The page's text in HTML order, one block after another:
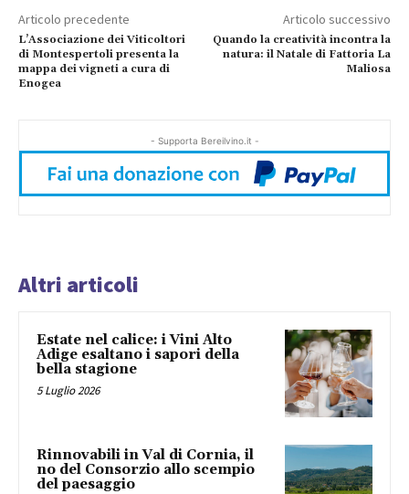
Articolo precedente
L’Associazione dei Viticoltori
di Montespertoli presenta la
mappa dei vigneti a cura di
Enogea
Articolo successivo
Quando la creatività incontra la
natura: il Natale di Fattoria La
Maliosa
- Supporta Bereilvino.it -
Altri articoli
Estate nel calice: i Vini Alto
Adige esaltano i sapori della
bella stagione
5 Luglio 2026
Rinnovabili in Val di Cornia, il
no del Consorzio allo scempio
del paesaggio